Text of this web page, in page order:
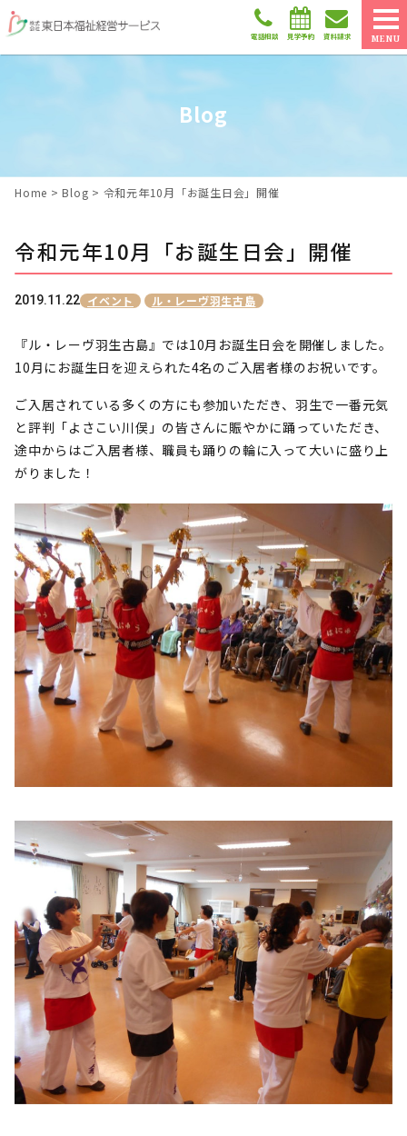
MENU
電話相談 見学予約 資料請求
Blog
Home > Blog > 令和元年10月「お誕生日会」開催
令和元年10月「お誕生日会」開催
2019.11.22 イベント ル・レーヴ羽生古島
『ル・レーヴ羽生古島』では10月お誕生日会を開催しました。
10月にお誕生日を迎えられた4名のご入居者様のお祝いです。
ご入居されている多くの方にも参加いただき、羽生で一番元気
と評判「よさこい川俣」の皆さんに賑やかに踊っていただき、
途中からはご入居者様、職員も踊りの輪に入って大いに盛り上
がりました！